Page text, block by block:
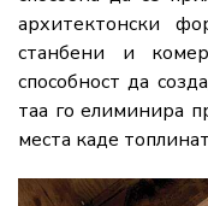
архитектонски
станбени и
способност да
таа го елиминира
места каде